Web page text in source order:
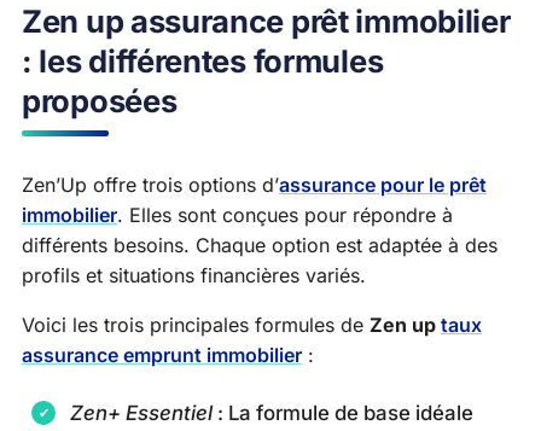
Zen up assurance prêt immobilier
: les différentes formules
proposées
Zen’Up offre trois options d’assurance pour le prêt
immobilier. Elles sont conçues pour répondre à
différents besoins. Chaque option est adaptée à des
profils et situations financières variés.
Voici les trois principales formules de Zen up taux
assurance emprunt immobilier :
Zen+ Essentiel: La formule de base idéale